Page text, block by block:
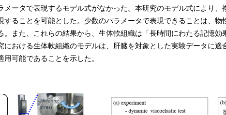
メータで表現するモデル式がなかった。本研究のモデル式により
することを可能とした。少数のパラメータで表現できることは、
。また、これらの結果から、生体軟組織は「長時間にわたる記憶
における生体軟組織のモデルは、肝臓を対象とした実験データに
用可能であることを示した。